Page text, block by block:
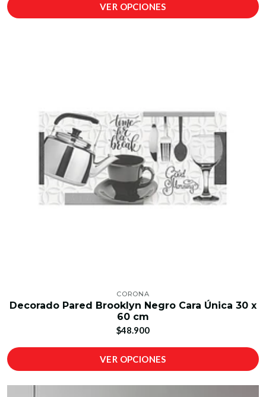
VER OPCIONES
CORONA
Decorado Pared Brooklyn Negro Cara Única 30 x
60 cm
$48.900
VER OPCIONES